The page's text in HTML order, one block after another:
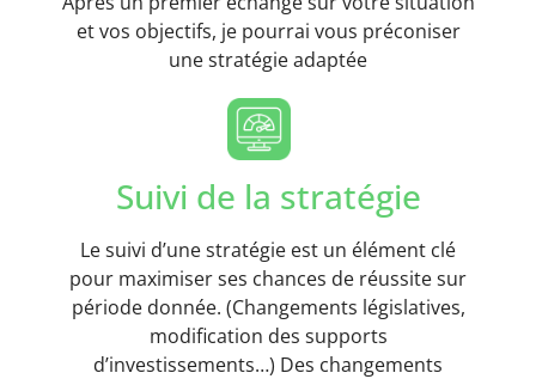
et vos objectifs, je pourrai vous préconiser
une stratégie adaptée
Suivi de la stratégie
Le suivi d’une stratégie est un élément clé
pour maximiser ses chances de réussite sur
période donnée. (Changements législatives,
modification des supports
d’investissements…) Des changements